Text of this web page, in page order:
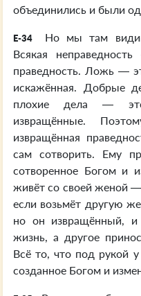
объединились и были
E-34
Но мы там
Всякая
праведность. Ложь —
искажённая. Добрые
плохие дела —
извращённые.
извращённая
сам сотворить. Ему
сотворенное Богом и
живёт со своей женой
если возьмёт другую
но он извращённый,
жизнь, а другое
Всё то, что под рукой
созданное Богом и